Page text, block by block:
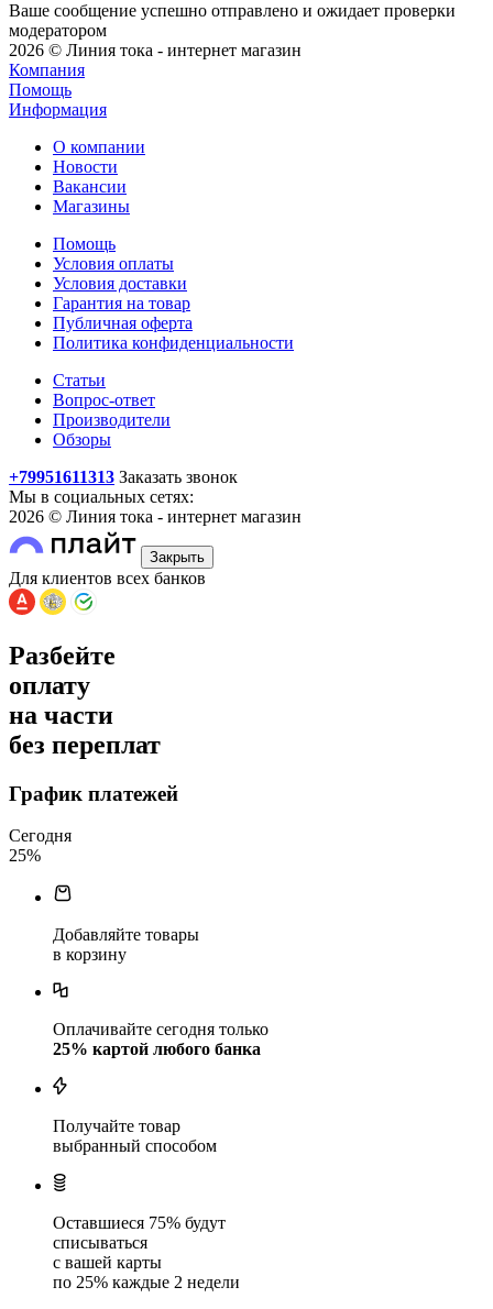
Ваше сообщение успешно отправлено и ожидает проверки
модератором
2026 © Линия тока - интернет магазин
Компания
Помощь
Информация
О компании
Новости
Вакансии
Магазины
Помощь
Условия оплаты
Условия доставки
Гарантия на товар
Публичная оферта
Политика конфиденциальности
Статьи
Вопрос-ответ
Производители
Обзоры
+79951611313 Заказать звонок
Мы в социальных сетях:
2026 © Линия тока - интернет магазин
Закрыть
Для клиентов всех банков
Разбейте
оплату
на части
без переплат
График платежей
Сегодня
25%
Добавляйте товары
в корзину
Оплачивайте сегодня только
25% картой любого банка
Получайте товар
выбранный способом
Оставшиеся 75% будут
списываться
с вашей карты
по 25% каждые 2 недели